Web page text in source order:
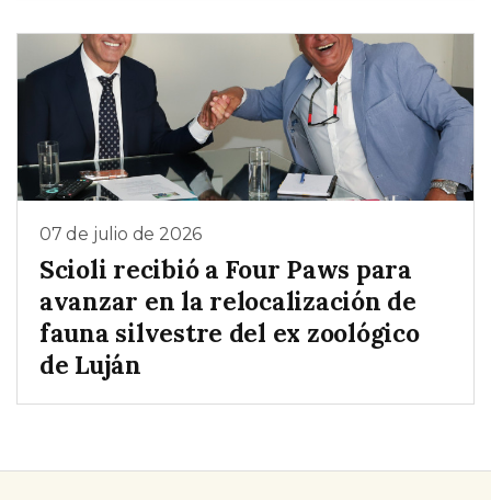
07 de julio de 2026
Scioli recibió a Four Paws para
avanzar en la relocalización de
fauna silvestre del ex zoológico
de Luján